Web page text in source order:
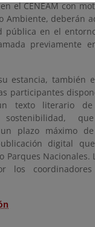
el CENEAM con
Ambiente, deberán
pública en el
previamente
estancia, también
participantes
texto literario de
sostenibilidad,
plazo máximo
digital
Parques Nacionales.
los